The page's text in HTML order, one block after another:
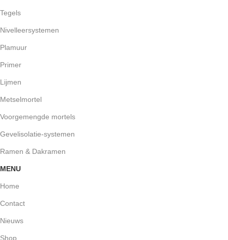
Tegels
Nivelleersystemen
Plamuur
Primer
Lijmen
Metselmortel
Voorgemengde mortels
Gevelisolatie-systemen
Ramen & Dakramen
MENU
Home
Contact
Nieuws
Shop